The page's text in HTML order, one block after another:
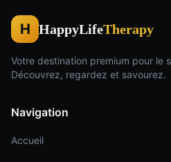
H HappyLifeTherapy
Votre destination premium pour le
Découvrez, regardez et savourez.
Navigation
Accueil